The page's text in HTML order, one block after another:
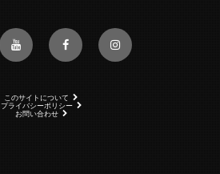
このサイトについて
プライバシーポリシー
お問い合わせ